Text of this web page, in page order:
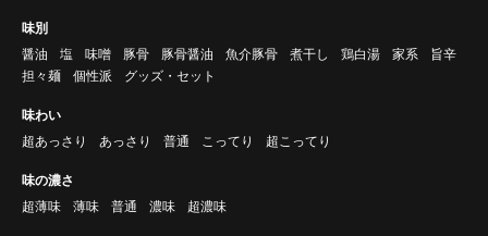
味別
醤油
塩 味噌 豚骨 豚骨醤油 魚介豚骨 煮干し 鶏白湯 家系
旨辛
担々麺
個性派 グッズ・セット
味わい
超あっさり
あっさり 普通 こってり 超こってり
味の濃さ
超薄味
薄味 普通 濃味 超濃味